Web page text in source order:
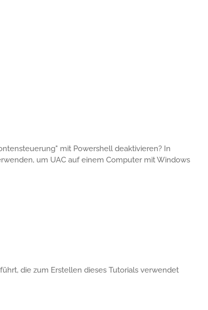
mit Powershell deaktivieren? In
um UAC auf einem Computer mit Windows
die zum Erstellen dieses Tutorials verwendet